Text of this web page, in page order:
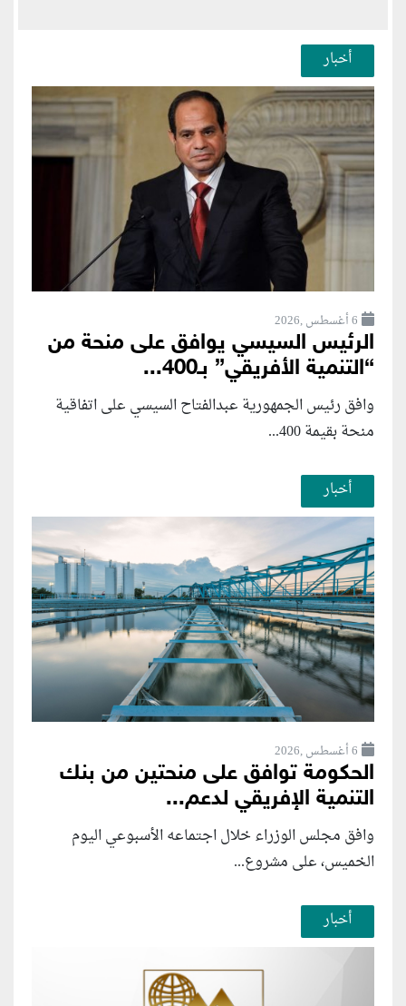
أخبار
6 أغسطس ,2026
الرئيس السيسي يوافق على منحة من
“التنمية الأفريقي” بـ400...
وافق رئيس الجمهورية عبدالفتاح السيسي على اتفاقية
منحة بقيمة 400...
أخبار
6 أغسطس ,2026
الحكومة توافق على منحتين من بنك
التنمية الإفريقي لدعم...
وافق مجلس الوزراء خلال اجتماعه الأسبوعي اليوم
الخميس، على مشروع...
أخبار